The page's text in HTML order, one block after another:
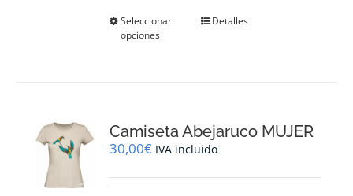
Seleccionar
opciones
Este
se
pueden
en
Detalles
Camiseta Abejaruco MUJER
30,00€ IVA incluido